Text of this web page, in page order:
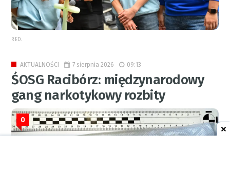
RED.
AKTUALNOŚCI 7 sierpnia 2026 09:13
ŚOSG Racibórz: międzynarodowy
gang narkotykowy rozbity
0